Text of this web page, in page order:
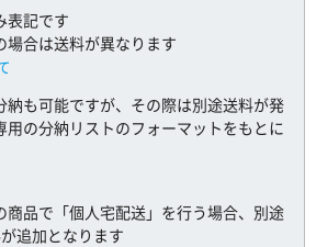
表記です
合は送料が異なります
納も可能ですが、その際は別途送料が発
用の分納リストのフォーマットをもとに
品で「個人宅配送」を行う場合、別途
追加となります